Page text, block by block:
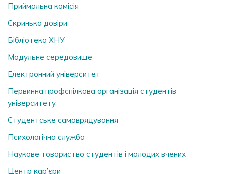
Приймальна комісія
Скринька довiри
Бібліотека ХНУ
Модульне середовище
Електронний університет
Первинна профспілкова організація студентів
університету
Студентське самоврядування
Психологічна служба
Наукове товариство студентів і молодих вчених
Центр кар’єри